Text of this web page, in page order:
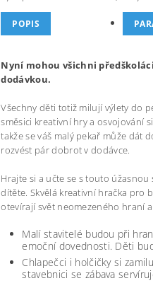
POPIS
Nyní mohou všichni
dodávkou.
Všechny děti totiž milují výlety do
směsici kreativní hry a osvojování
takže se váš malý pekař může dát
rozvést pár dobrot v dodávce.
Hrajte si a učte se s touto
dítěte. Skvělá kreativní hračka pro
otevírají svět neomezeného hraní
Malí stavitelé budou při
emoční dovednosti. Děti
Chlapečci i holčičky si
stavebnici se zábava